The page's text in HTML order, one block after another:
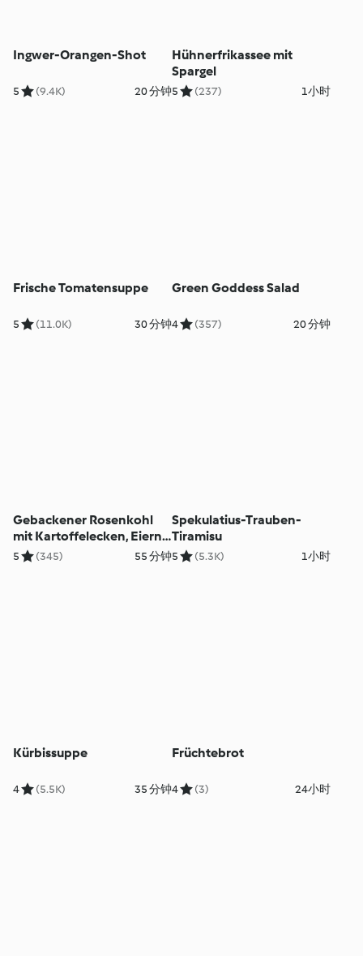
Ingwer-Orangen-Shot
5 (9.4K) 20 分钟
Hühnerfrikassee mit
Spargel
5 (237) 1小时
Frische Tomatensuppe
5 (11.0K) 30 分钟
Green Goddess Salad
4 (357) 20 分钟
Gebackener Rosenkohl
mit Kartoffelecken, Eiern
und Senfsauce
5 (345) 55 分钟
Spekulatius-Trauben-
Tiramisu
5 (5.3K) 1小时
Kürbissuppe
4 (5.5K) 35 分钟
Früchtebrot
4 (3) 24小时